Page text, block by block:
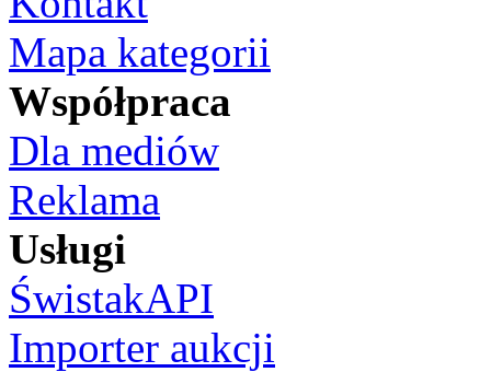
Mapa kategorii
Współpraca
Dla mediów
Reklama
Usługi
ŚwistakAPI
Importer aukcji